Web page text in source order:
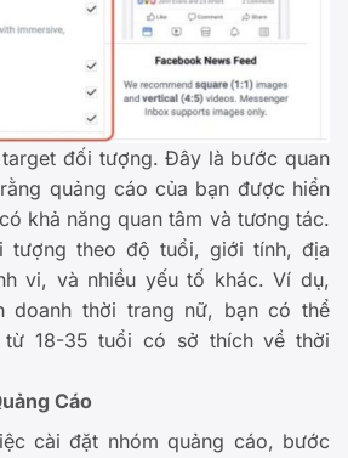
đối tượng. Đây là bước quan
quảng cáo của bạn được hiển
khả năng quan tâm và tương tác.
tượng theo độ tuổi, giới tính, địa
vi, và nhiều yếu tố khác. Ví dụ,
doanh thời trang nữ, bạn có thể
từ 18-35 tuổi có sở thích về thời
Cáo
cài đặt nhóm quảng cáo, bước